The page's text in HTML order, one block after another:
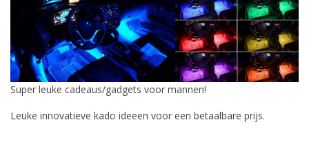
Super leuke cadeaus/gadgets voor mannen!
Leuke innovatieve kado ideeen voor een betaalbare prijs.